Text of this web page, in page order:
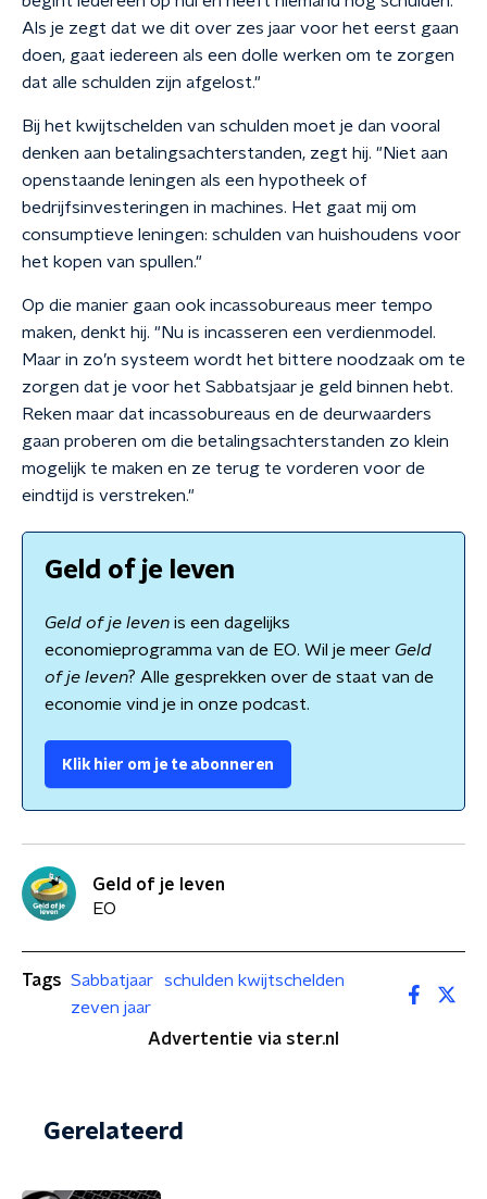
Als je zegt dat we dit over zes jaar voor het eerst gaan
doen, gaat iedereen als een dolle werken om te zorgen
dat alle schulden zijn afgelost."
Bij het kwijtschelden van schulden moet je dan vooral
denken aan betalingsachterstanden, zegt hij. "Niet aan
openstaande leningen als een hypotheek of
bedrijfsinvesteringen in machines. Het gaat mij om
consumptieve leningen: schulden van huishoudens voor
het kopen van spullen."
Op die manier gaan ook incassobureaus meer tempo
maken, denkt hij. "Nu is incasseren een verdienmodel.
Maar in zo’n systeem wordt het bittere noodzaak om te
zorgen dat je voor het Sabbatsjaar je geld binnen hebt.
Reken maar dat incassobureaus en de deurwaarders
gaan proberen om die betalingsachterstanden zo klein
mogelijk te maken en ze terug te vorderen voor de
eindtijd is verstreken."
Geld of je leven
Geld of je leven is een dagelijks
economieprogramma van de EO. Wil je meer Geld
of je leven? Alle gesprekken over de staat van de
economie vind je in onze podcast.
Klik hier om je te abonneren
Geld of je leven
EO
Tags Sabbatjaar
schulden kwijtschelden
zeven jaar
Advertentie via ster.nl
Gerelateerd